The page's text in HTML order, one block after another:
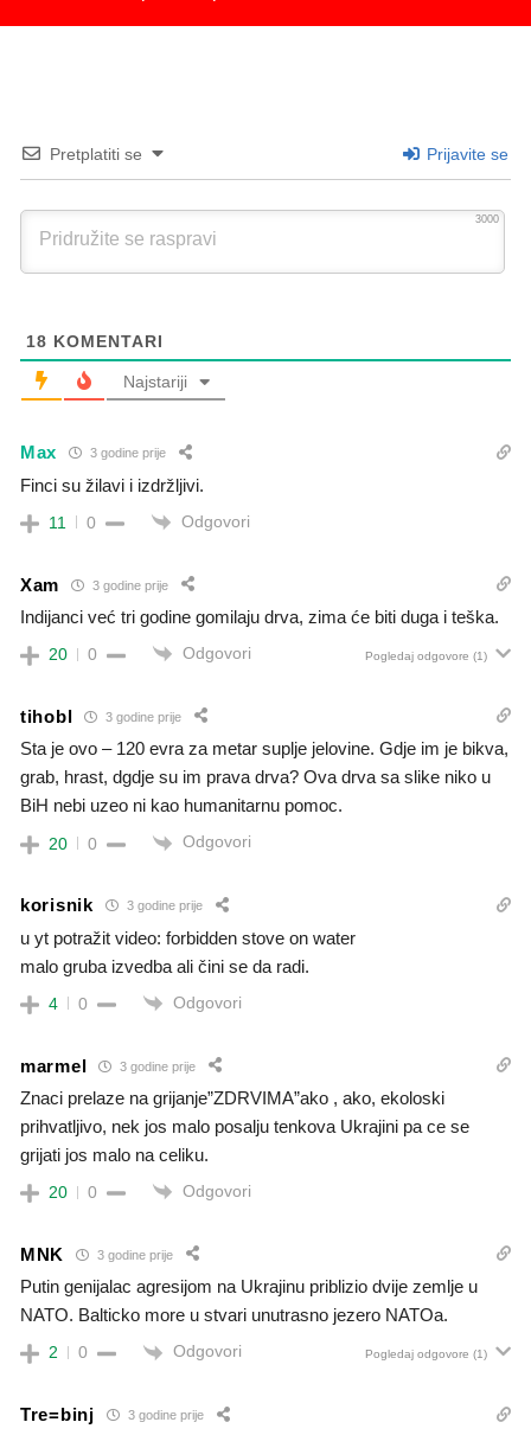
Pretplatiti se Prijavite se
3000
18 KOMENTARI
Najstariji
Max 3 godine prije
Finci su žilavi i izdržljivi.
11 0 Odgovori
Xam 3 godine prije
Indijanci već tri godine gomilaju drva, zima će biti duga i teška.
20 0 Odgovori Pogledaj odgovore (1)
tihobl 3 godine prije
Sta je ovo – 120 evra za metar suplje jelovine. Gdje im je bikva,
grab, hrast, dgdje su im prava drva? Ova drva sa slike niko u
BiH nebi uzeo ni kao humanitarnu pomoc.
20 0 Odgovori
korisnik 3 godine prije
u yt potražit video: forbidden stove on water
malo gruba izvedba ali čini se da radi.
4 0 Odgovori
marmel 3 godine prije
Znaci prelaze na grijanje”ZDRVIMA”ako , ako, ekoloski
prihvatljivo, nek jos malo posalju tenkova Ukrajini pa ce se
grijati jos malo na celiku.
20 0 Odgovori
MNK 3 godine prije
Putin genijalac agresijom na Ukrajinu priblizio dvije zemlje u
NATO. Balticko more u stvari unutrasno jezero NATOa.
2 0 Odgovori Pogledaj odgovore (1)
Tre=binj 3 godine prije